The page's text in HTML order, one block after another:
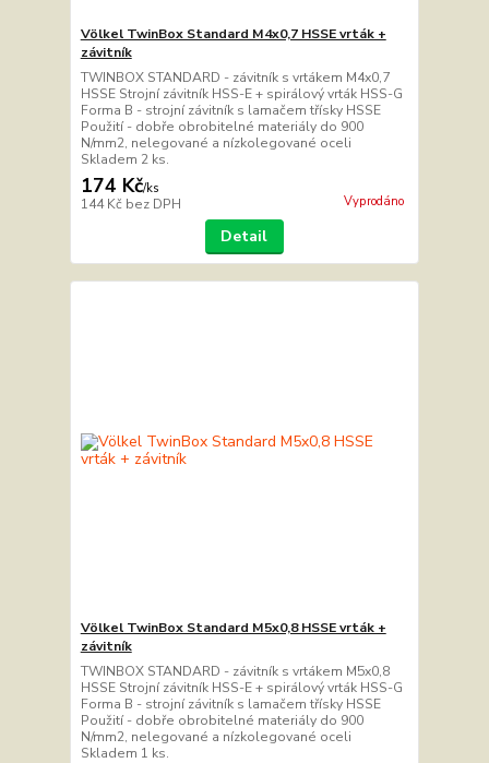
Völkel TwinBox Standard M4x0,7 HSSE vrták +
závitník
TWINBOX STANDARD - závitník s vrtákem M4x0,7
HSSE Strojní závitník HSS-E + spirálový vrták HSS-G
Forma B - strojní závitník s lamačem třísky HSSE
Použití - dobře obrobitelné materiály do 900
N/mm2, nelegované a nízkolegované oceli
Skladem 2 ks.
174 Kč/ks
144 Kč bez DPH Vyprodáno
Detail
Völkel TwinBox Standard M5x0,8 HSSE vrták +
závitník
TWINBOX STANDARD - závitník s vrtákem M5x0,8
HSSE Strojní závitník HSS-E + spirálový vrták HSS-G
Forma B - strojní závitník s lamačem třísky HSSE
Použití - dobře obrobitelné materiály do 900
N/mm2, nelegované a nízkolegované oceli
Skladem 1 ks.